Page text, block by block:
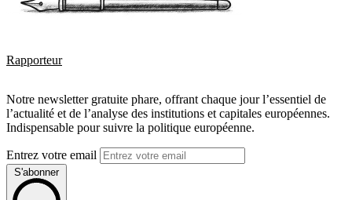
Rapporteur
Notre newsletter gratuite phare, offrant chaque jour l’essentiel de
l’actualité et de l’analyse des institutions et capitales européennes.
Indispensable pour suivre la politique européenne.
Entrez votre email
S'abonner